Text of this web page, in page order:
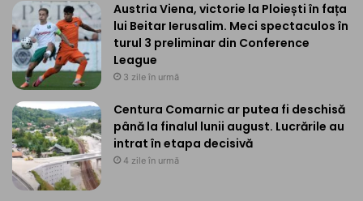
Austria Viena, victorie la Ploiești în fața
lui Beitar Ierusalim. Meci spectaculos în
turul 3 preliminar din Conference
League
3 zile în urmă
Centura Comarnic ar putea fi deschisă
până la finalul lunii august. Lucrările au
intrat în etapa decisivă
4 zile în urmă